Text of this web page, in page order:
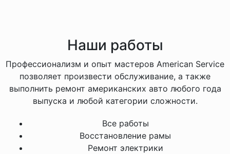
Наши работы
Профессионализм и опыт мастеров American Service
позволяет произвести обслуживание, а также
выполнить ремонт американских авто любого года
выпуска и любой категории сложности.
Все работы
Восстановление рамы
Ремонт электрики